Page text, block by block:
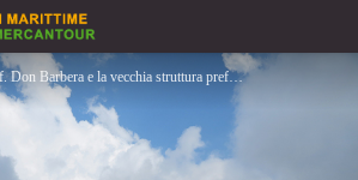
Il nuovo Rif. Don Barbera e la vecchia struttura prefabbricata - Archivio APAM